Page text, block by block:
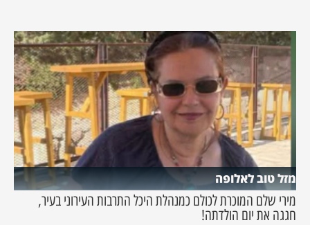
מזל טוב לאלופה
מירי שלם המוכרת לכולם כמנהלת היכל התרבות העירוני בעיר,
חגגה את יום הולדתה!